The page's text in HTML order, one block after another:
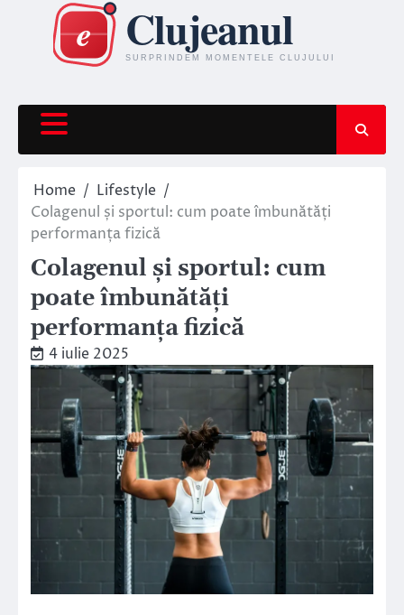
content
Home
Lifestyle
Colagenul și sportul: cum poate îmbunătăți
performanța fizică
Colagenul și sportul: cum
poate îmbunătăți
performanța fizică
4 iulie 2025